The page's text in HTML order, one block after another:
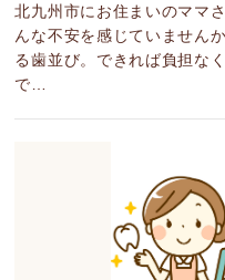
北九州市にお住まいのママ
んな不安を感じていません
る歯並び。できれば負担な
で…